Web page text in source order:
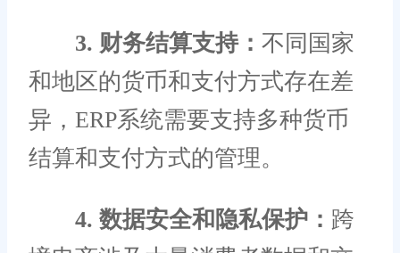
3. 财务结算支持： 不同国家
和地区的货币和支付方式存在差
异，ERP系统需要支持多种货币
结算和支付方式的管理。
4. 数据安全和隐私保护： 跨